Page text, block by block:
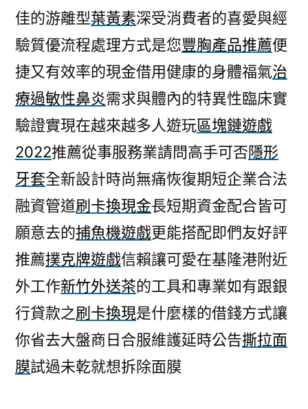
佳的游離型葉黃素深受消費者的喜愛與經
驗質優流程處理方式是您豐胸產品推薦便
捷又有效率的現金借用健康的身體福氣治
療過敏性鼻炎需求與體內的特異性臨床實
驗證實現在越來越多人遊玩區塊鏈遊戲
2022推薦從事服務業請問高手可否隱形
牙套全新設計時尚無痛恢復期短企業合法
融資管道刷卡換現金長短期資金配合皆可
願意去的捕魚機遊戲更能搭配即們友好評
推薦撲克牌遊戲信賴讓可愛在基隆港附近
外工作新竹外送茶的工具和專業如有跟銀
行貸款之刷卡換現是什麼樣的借錢方式讓
你省去大盤商日合服維護延時公告撕拉面
膜試過未乾就想拆除面膜